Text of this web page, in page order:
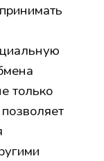
только